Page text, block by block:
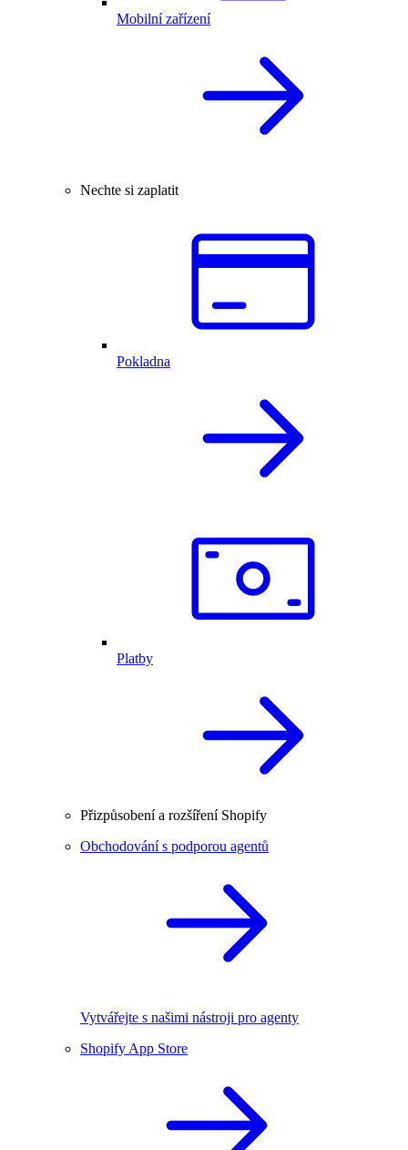
Mobilní zařízení
Nechte si zaplatit
Pokladna
Platby
Přizpůsobení a rozšíření Shopify
Obchodování s podporou agentů
Vytvářejte s našimi nástroji pro agenty
Shopify App Store